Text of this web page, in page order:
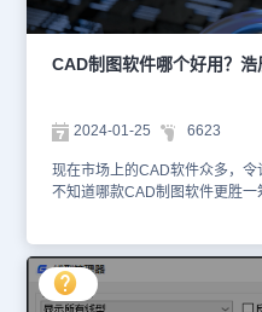
为拼写错误。因此，在使用这一
以确保其能够正确识别新词汇。
单的步骤，便可以轻松开启自动
的文本输入准确性。这一功能不
CAD制图软件哪个好用？浩
2024-01-25 6623
现在市场上的CAD软件众多，令
不知道哪款CAD制图软件更胜
一款功能强大、操作简便的绘图
先，它具备自主的底层数据、代
务不会受到国外技术的限制，用